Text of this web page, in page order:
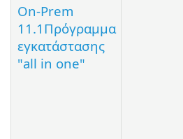
On-Prem
11.1Πρόγραμμα
εγκατάστασης
"all in one"